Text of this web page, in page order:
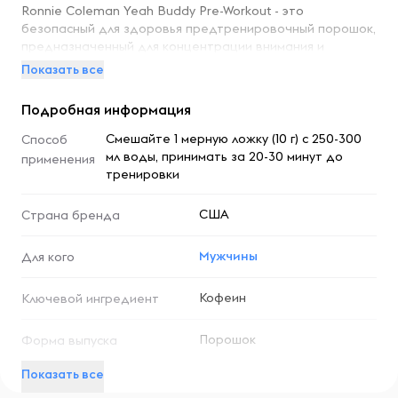
Ronnie Coleman Yeah Buddy Pre-Workout - это
безопасный для здоровья предтренировочный порошок,
предназначенный для концентрации внимания и
серьезного повышения выносливости. Его формула
раза эффективнее.
Лазерная фокусировка
помешало вам достичь поставленной цели.
Повышение производительности
Вы давно хотели попытаться побить собственный
рекорд, и предтренировочная пудра Yeah Buddy
Интенсивная чистая энергия
Показать все
Подробная информация
Способ
применения
Смешайте 1 мерную ложку (10 г) с 250-300
мл воды, принимать за 20-30 минут до
тренировки
Страна бренда США
Для кого Мужчины
Ключевой ингредиент Кофеин
Форма выпуска Порошок
Показать все